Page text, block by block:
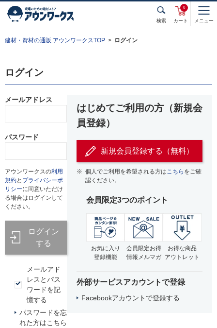
検索 カート
0
メニュー
建材・資材の通販 アウンワークスTOP ログイン
ログイン
メールアドレス
パスワード
アウンワークスの利用
規約と プライバシーポ
リシーに同意いただけ
る場合はログインして
ください。
ログイン
する
メールアド
レスとパス
ワードを記
憶する
パスワードを忘
れた方はこちら
はじめてご利用の方（新規会
員登録）
新規会員登録する（無料）
※ 個人でご利用を希望される方はこちら をご確
認ください。
会員限定3つのポイント
お気に入り
登録機能
会員限定お得
情報メルマガ
お得な商品
アウトレット
外部サービスアカウントで登録
Facebookアカウントで登録する